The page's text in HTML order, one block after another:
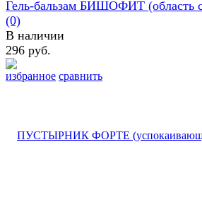
избранное сравнить
Гель-бальзам БИШОФИТ (область
(0)
В наличии
296 руб.